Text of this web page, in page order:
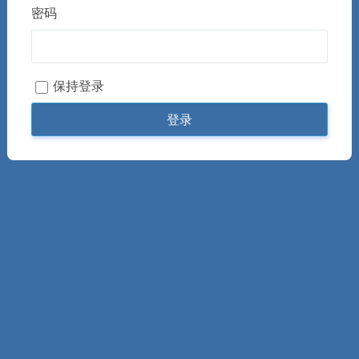
密码
保持登录